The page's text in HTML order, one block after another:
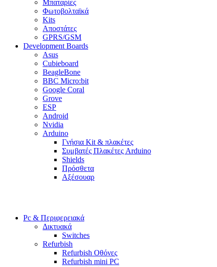
Μπαταρίες
Φωτοβολταϊκά
Kits
Αποστάτες
GPRS/GSM
Development Boards
Asus
Cubieboard
BeagleBone
BBC Micro:bit
Google Coral
Grove
ESP
Android
Nvidia
Arduino
Γνήσια Kit & πλακέτες
Συμβατές Πλακέτες Arduino
Shields
Πρόσθετα
Αξέσουαρ
Pc & Περιφερειακά
Δικτυακά
Switches
Refurbish
Refurbish Οθόνες
Refurbish mini PC